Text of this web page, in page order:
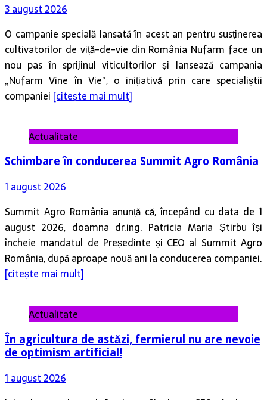
3 august 2026
O campanie specială lansată în acest an pentru susținerea
cultivatorilor de viță-de-vie din România Nufarm face un
nou pas în sprijinul viticultorilor și lansează campania
„Nufarm Vine în Vie”, o inițiativă prin care specialiștii
companiei [citește mai mult]
Actualitate
Schimbare în conducerea Summit Agro România
1 august 2026
Summit Agro România anunță că, începând cu data de 1
august 2026, doamna dr.ing. Patricia Maria Știrbu își
încheie mandatul de Președinte și CEO al Summit Agro
România, după aproape nouă ani la conducerea companiei.
[citește mai mult]
Actualitate
În agricultura de astăzi, fermierul nu are nevoie
de optimism artificial!
1 august 2026